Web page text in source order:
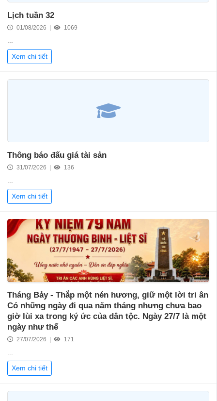
Lịch tuần 32
01/08/2026 | 1069
...
Xem chi tiết
Thông báo đấu giá tài sản
31/07/2026 | 136
...
Xem chi tiết
Tháng Bảy - Thắp một nén hương, giữ một lời tri ân
Có những ngày đi qua năm tháng nhưng chưa bao
giờ lùi xa trong ký ức của dân tộc. Ngày 27/7 là một
ngày như thế
27/07/2026 | 171
...
Xem chi tiết